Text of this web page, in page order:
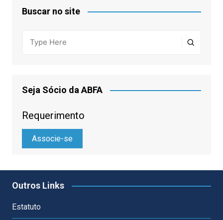
Buscar no site
Seja Sócio da ABFA
Requerimento
Associe-se
Outros Links
Estatuto